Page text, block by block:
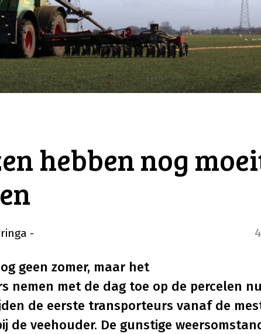
hebben nog
-
geen zomer, maar het
nemen met de dag toe op de percelen
de eerste transporteurs vanaf de
de veehouder. De gunstige